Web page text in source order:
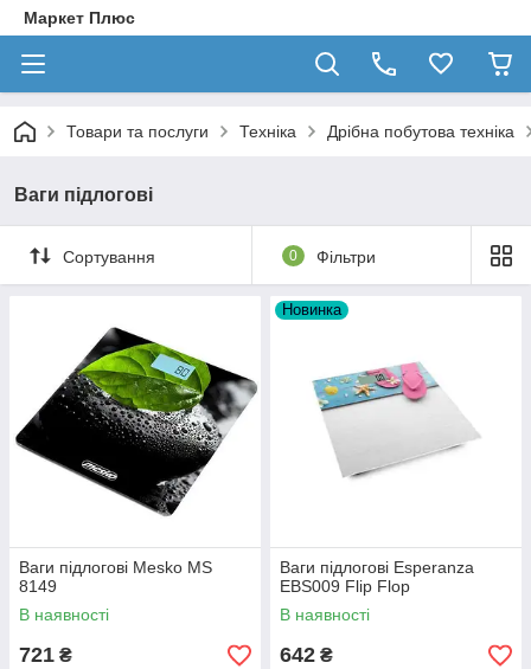
Маркет Плюс
Товари та послуги Техніка Дрібна побутова техніка
Ваги підлогові
Сортування 0 Фільтри
Ваги підлогові Mesko MS
8149
В наявності
721 ₴
Новинка
Ваги підлогові Esperanza
EBS009 Flip Flop
В наявності
642 ₴